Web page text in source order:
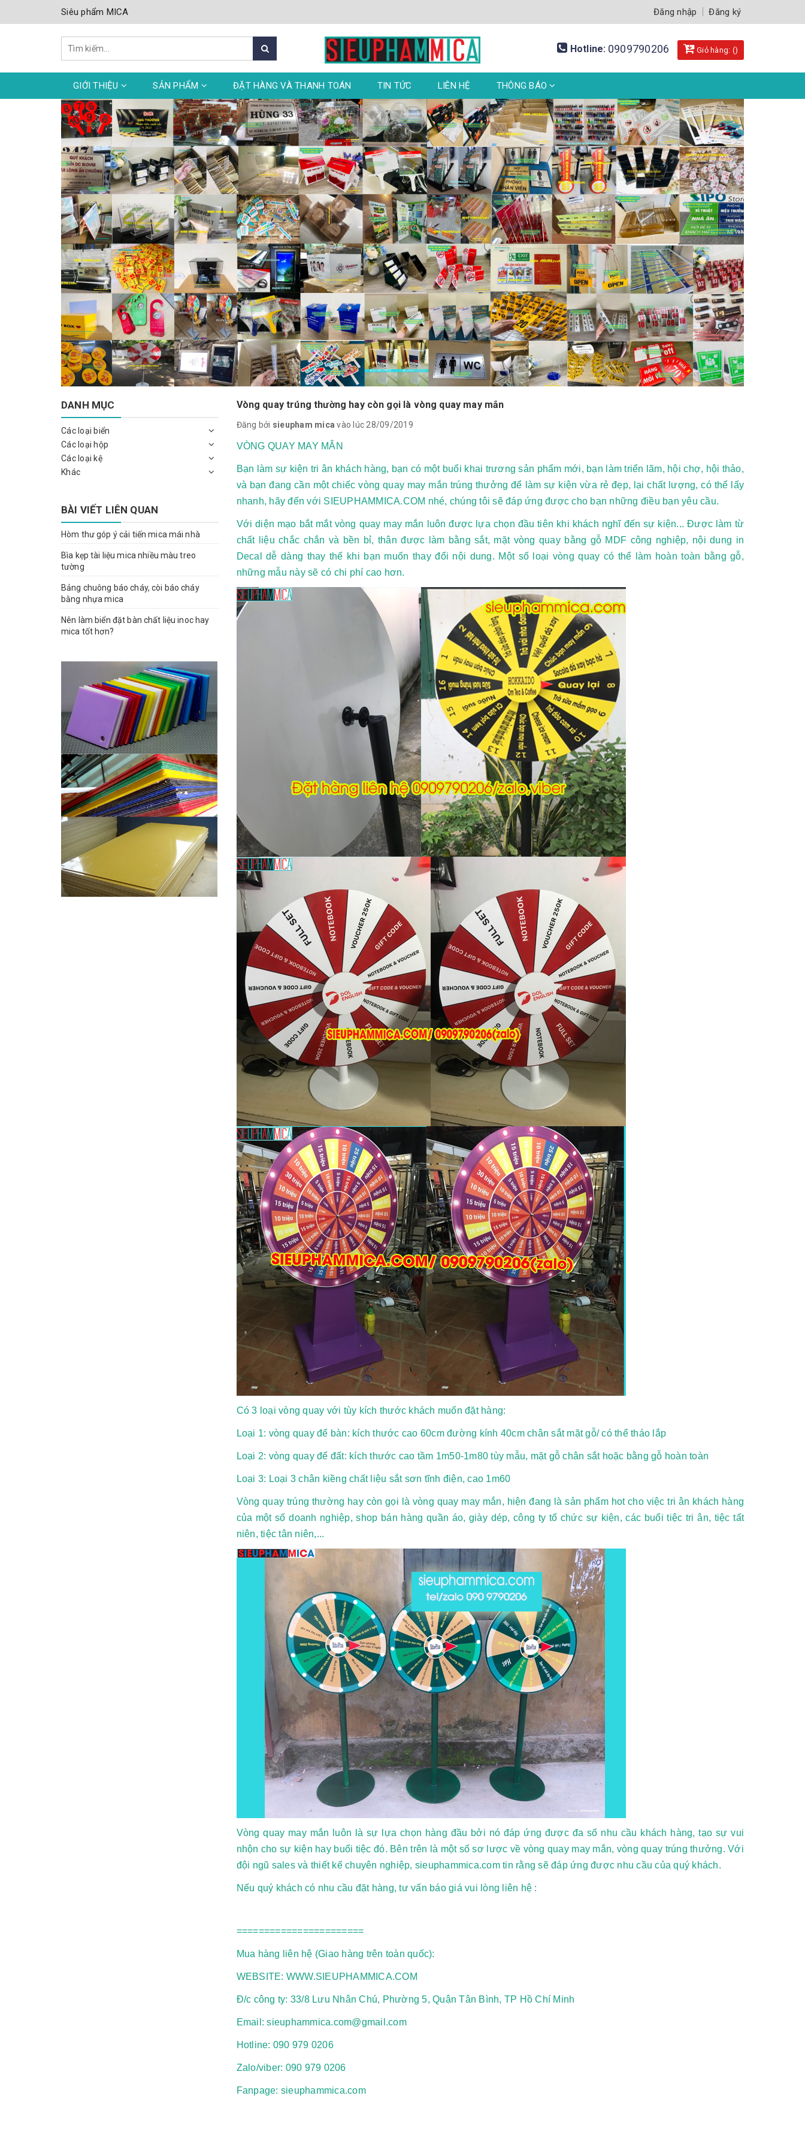
Siêu phẩm MICA Đăng nhập Đăng ký
Hotline: 0909790206 Giỏ hàng: ()
GIỚI THIỆU SẢN PHẨM ĐẶT HÀNG VÀ THANH TOÁN TIN TỨC LIÊN HỆ THÔNG BÁO
Vòng quay trúng thường hay còn gọi là vòng quay may mắn
Đăng bởi sieupham mica vào lúc 28/09/2019
VÒNG QUAY MAY MẮN
Bạn làm sự kiện tri ân khách hàng, bạn có một buổi khai trương sản phẩm mới, bạn làm triển lãm, hội chợ, hội thảo,
và bạn đang cần một chiếc vòng quay may mắn trúng thưởng để làm sự kiện vừa rẻ đẹp, lại chất lượng, có thể lấy
nhanh, hãy đến với SIEUPHAMMICA.COM nhé, chúng tôi sẽ đáp ứng được cho bạn những điều bạn yêu cầu.
Với diện mạo bắt mắt vòng quay may mắn luôn được lựa chọn đầu tiên khi khách nghĩ đến sự kiện... Được làm từ
chất liệu chắc chắn và bền bỉ, thân được làm bằng sắt, mặt vòng quay bằng gỗ MDF công nghiệp, nội dung in
Decal dễ dàng thay thế khi bạn muốn thay đổi nội dung. Một số loại vòng quay có thể làm hoàn toàn bằng gỗ,
những mẫu này sẽ có chi phí cao hơn.
Có 3 loại vòng quay với tùy kích thước khách muốn đặt hàng:
Loại 1: vòng quay để bàn: kích thước cao 60cm đường kính 40cm chân sắt mặt gỗ/ có thể tháo lắp
Loại 2: vòng quay để đất: kích thước cao tầm 1m50-1m80 tùy mẫu, mặt gỗ chân sắt hoặc bằng gỗ hoàn toàn
Loại 3: Loại 3 chân kiềng chất liệu sắt sơn tĩnh điện, cao 1m60
Vòng quay trúng thường hay còn gọi là vòng quay may mắn, hiện đang là sản phẩm hot cho việc tri ân khách hàng
của một số doanh nghiệp, shop bán hàng quần áo, giày dép, công ty tổ chức sự kiện, các buổi tiệc tri ân, tiệc tất
niên, tiệc tân niên,...
Vòng quay may mắn luôn là sự lựa chọn hàng đầu bởi nó đáp ứng được đa số nhu cầu khách hàng, tạo sự vui
nhộn cho sự kiện hay buổi tiệc đó. Bên trên là một số sơ lược về vòng quay may mắn, vòng quay trúng thưởng. Với
đội ngũ sales và thiết kế chuyên nghiệp, sieuphammica.com tin rằng sẽ đáp ứng được nhu cầu của quý khách.
Nếu quý khách có nhu cầu đặt hàng, tư vấn báo giá vui lòng liên hệ :
=======================
Mua hàng liên hệ (Giao hàng trên toàn quốc):
WEBSITE: WWW.SIEUPHAMMICA.COM
Đ/c công ty: 33/8 Lưu Nhân Chú, Phường 5, Quận Tân Bình, TP Hồ Chí Minh
Email: sieuphammica.com@gmail.com
Hotline: 090 979 0206
Zalo/viber: 090 979 0206
Fanpage: sieuphammica.com
DANH MỤC
Các loại biển
Các loại hộp
Các loại kệ
Khác
BÀI VIẾT LIÊN QUAN
Hòm thư góp ý cải tiến mica mái nhà
Bìa kẹp tài liệu mica nhiều màu treo
tường
Bảng chuông báo cháy, còi báo cháy
bằng nhựa mica
Nên làm biển đặt bàn chất liệu inoc hay
mica tốt hơn?